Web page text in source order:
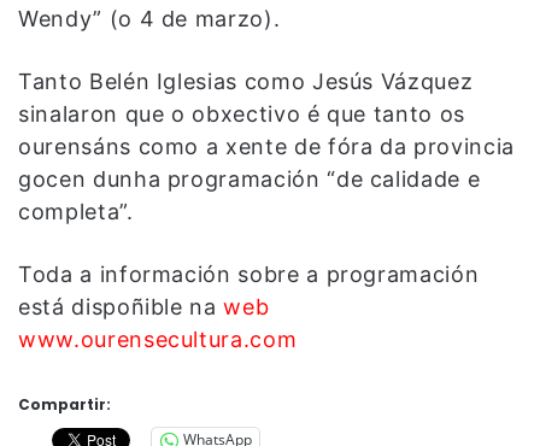
Wendy” (o 4 de marzo).
Tanto Belén Iglesias como Jesús Vázquez
sinalaron que o obxectivo é que tanto os
ourensáns como a xente de fóra da provincia
gocen dunha programación “de calidade e
completa”.
Toda a información sobre a programación
está dispoñible naweb
www.ourensecultura.com
Compartir:
WhatsApp